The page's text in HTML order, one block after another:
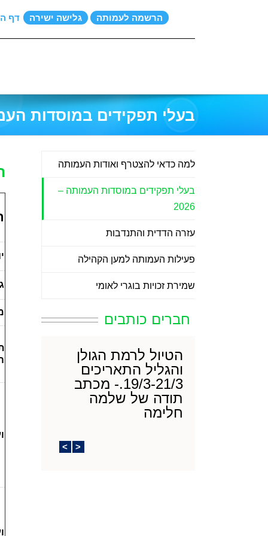
הרשמה לעמותה גלישה ישירה דף
בעלי תפקידים במוסדות
למה כדאי להצטרף ואודות העמותה
בעלי תפקידים במוסדות העמותה –
2026
עזרה הדדית והתנדבות
פעילות העמותה למען הקהילה
שמירת זכויות בוגרי לאומי
חברים כותבים
הטיול לרמת הגולן
והגליל התאריכים
19/3-21/3.- מכתב
תודה של שלמה
חלימה
על הטיול המקסים שהיה לנו
>
<